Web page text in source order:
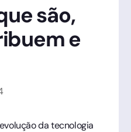
são,
e
da tecnologia